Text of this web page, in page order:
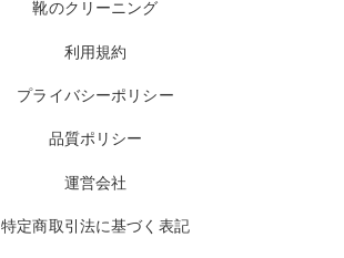
靴のクリーニング
利用規約
プライバシーポリシー
品質ポリシー
運営会社
特定商取引法に基づく表記